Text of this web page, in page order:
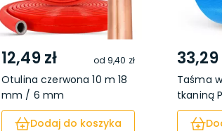
12,49 zł od 9,40 zł
Otulina czerwona 10 m 18
mm / 6 mm
Dodaj do koszyka
33,29
Taśma
tkaniną